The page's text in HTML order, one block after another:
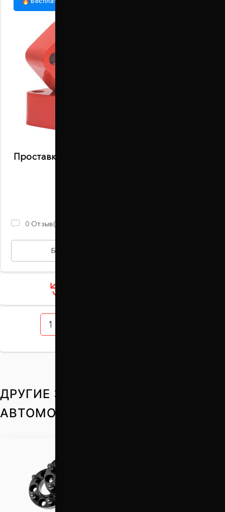
Проставки передних стоек 50 мм Mitsubishi
0 Отзыв(ов)
БЫСТРАЯ ПОКУПКА
1
ДРУГИЕ ЗАПЧАСТИ НА ВАШ
АВТОМОБИЛЬ